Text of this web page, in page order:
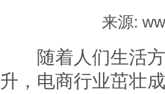
来源:
随着人们生活方
升，电商行业茁壮